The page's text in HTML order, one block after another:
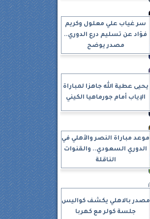
سر غياب علي معلول وكريم
فؤاد عن تسليم درع الدوري..
مصدر يوضح
يحيى عطية الله جاهزا لمباراة
الإياب أمام جورماهيا الكيني
موعد مباراة النصر والأهلي في
الدوري السعودي.. والقنوات
الناقلة
مصدر بالاهلي يكشف كواليس
جلسة كولر مع كهربا